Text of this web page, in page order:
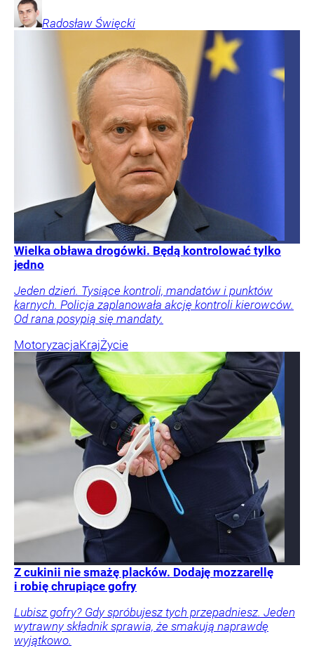
Radosław Święcki
Wielka obława drogówki. Będą kontrolować tylko
jedno
Jeden dzień. Tysiące kontroli, mandatów i punktów
karnych. Policja zaplanowała akcję kontroli kierowców.
Od rana posypią się mandaty.
MotoryzacjaKrajŻycie
Z cukinii nie smażę placków. Dodaję mozzarellę
i robię chrupiące gofry
Lubisz gofry? Gdy spróbujesz tych przepadniesz. Jeden
wytrawny składnik sprawia, że smakują naprawdę
wyjątkowo.